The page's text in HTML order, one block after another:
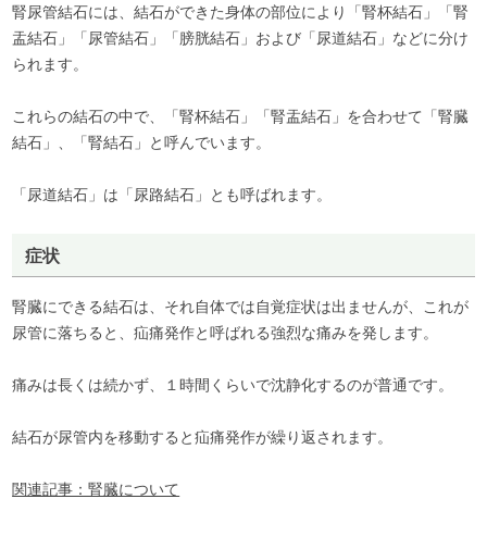
腎尿管結石には、結石ができた身体の部位により「腎杯結石」「腎
盂結石」「尿管結石」「膀胱結石」および「尿道結石」などに分け
られます。
これらの結石の中で、「腎杯結石」「腎盂結石」を合わせて「腎臓
結石」、「腎結石」と呼んでいます。
「尿道結石」は「尿路結石」とも呼ばれます。
症状
腎臓にできる結石は、それ自体では自覚症状は出ませんが、これが
尿管に落ちると、疝痛発作と呼ばれる強烈な痛みを発します。
痛みは長くは続かず、１時間くらいで沈静化するのが普通です。
結石が尿管内を移動すると疝痛発作が繰り返されます。
関連記事：腎臓について